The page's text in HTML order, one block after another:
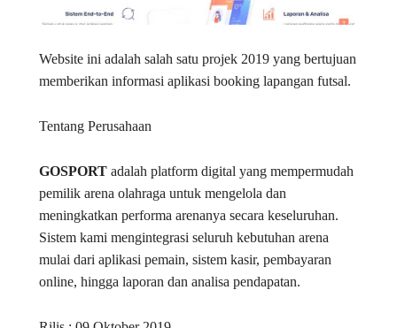
Website ini adalah salah satu projek 2019 yang bertujuan
memberikan informasi aplikasi booking lapangan futsal.
Tentang Perusahaan
GOSPORTadalah platform digital yang mempermudah
pemilik arena olahraga untuk mengelola dan
meningkatkan performa arenanya secara keseluruhan.
Sistem kami mengintegrasi seluruh kebutuhan arena
mulai dari aplikasi pemain, sistem kasir, pembayaran
online, hingga laporan dan analisa pendapatan.